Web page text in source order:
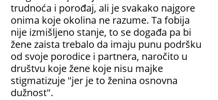
trudnoća i porođaj, ali je svakako najgore
onima koje okolina ne razume. Ta fobija
nije izmišljeno stanje, to se događa pa bi
žene zaista trebalo da imaju punu podršku
od svoje porodice i partnera, naročito u
društvu koje žene koje nisu majke
stigmatizuje "jer je to ženina osnovna
dužnost".